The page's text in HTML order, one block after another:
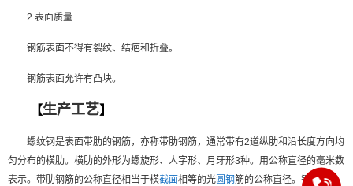
2.表面质量
钢筋表面不得有裂纹、结疤和折叠。
钢筋表面允许有凸块。
【生产工艺】
螺纹钢是表面带肋的钢筋，亦称带肋钢筋，通常带有2道纵肋和沿长度方向均
匀分布的横肋。横肋的外形为螺旋形、人字形、月牙形3种。用公称直径的毫米数
表示。带肋钢筋的公称直径相当于横截面相等的光圆钢筋的公称直径。钢筋的公